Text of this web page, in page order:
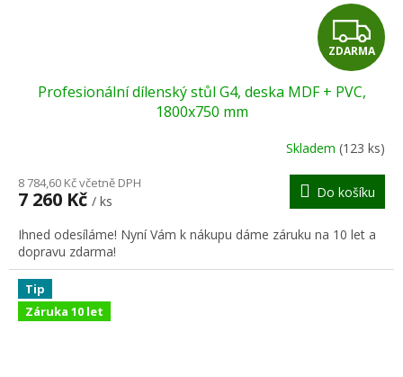
Z
D
R
M
A
ZDARMA
Profesionální dílenský stůl G4, deska MDF + PVC,
1800x750 mm
Skladem (123 ks)
8 784,60 Kč včetně DPH
7 260 Kč / ks
Do košíku
Ihned odesíláme! Nyní Vám k nákupu dáme záruku na 10 let a
dopravu zdarma!
Tip
Záruka 10 let